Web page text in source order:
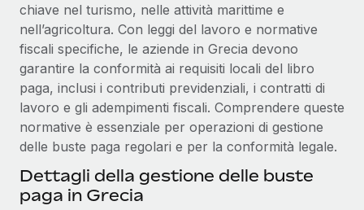
chiave nel turismo, nelle attività marittime e
nell’agricoltura. Con leggi del lavoro e normative
fiscali specifiche, le aziende in Grecia devono
garantire la conformità ai requisiti locali del libro
paga, inclusi i contributi previdenziali, i contratti di
lavoro e gli adempimenti fiscali. Comprendere queste
normative è essenziale per operazioni di gestione
delle buste paga regolari e per la conformità legale.
Dettagli della gestione delle buste
paga in Grecia